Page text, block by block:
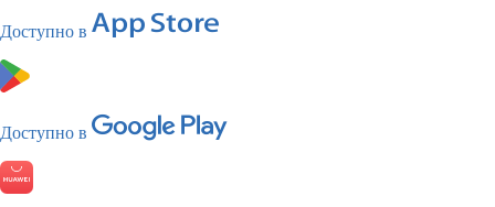
Доступно в
Доступно в